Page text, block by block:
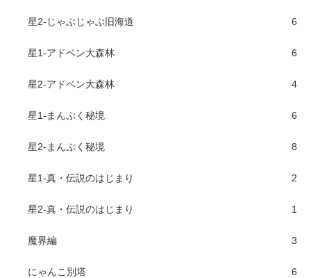
星2-じゃぶじゃぶ旧海道 6
星1-アドベン大森林 6
星2-アドベン大森林 4
星1-まんぷく秘境 6
星2-まんぷく秘境 8
星1-真・伝説のはじまり 2
星2-真・伝説のはじまり 1
魔界編 3
にゃんこ別塔 6